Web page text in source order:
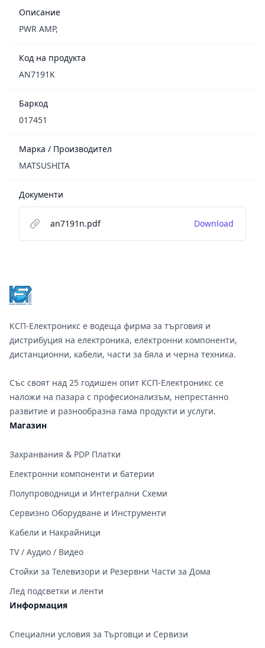
Описание
PWR AMP,
Код на продукта
AN7191K
Баркод
017451
Марка / Производител
MATSUSHITA
Документи
an7191n.pdf Download
КСП-Електроникс е водеща фирма за търговия и
дистрибуция на електроника, електронни компоненти,
дистанционни, кабели, части за бяла и черна техника.
Със своят над 25 годишен опит КСП-Електроникс се
наложи на пазара с професионализъм, непрестанно
развитие и разнообразна гама продукти и услуги.
Магазин
Захранвания & PDP Платки
Електронни компоненти и батерии
Полупроводници и Интегрални Схеми
Сервизно Оборудване и Инструменти
Кабели и Накрайници
TV / Аудио / Видео
Стойки за Телевизори и Резервни Части за Дома
Лед подсветки и ленти
Информация
Специални условия за Търговци и Сервизи